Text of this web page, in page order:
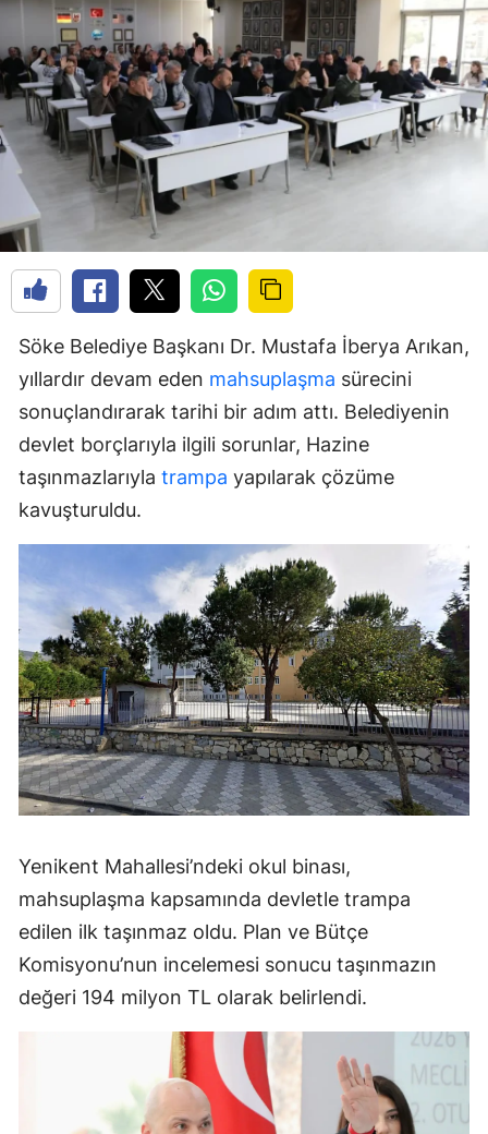
Söke Belediye Başkanı Dr. Mustafa İberya Arıkan,
yıllardır devam eden mahsuplaşma sürecini
sonuçlandırarak tarihi bir adım attı. Belediyenin
devlet borçlarıyla ilgili sorunlar, Hazine
taşınmazlarıyla trampa yapılarak çözüme
kavuşturuldu.
Yenikent Mahallesi’ndeki okul binası,
mahsuplaşma kapsamında devletle trampa
edilen ilk taşınmaz oldu. Plan ve Bütçe
Komisyonu’nun incelemesi sonucu taşınmazın
değeri 194 milyon TL olarak belirlendi.